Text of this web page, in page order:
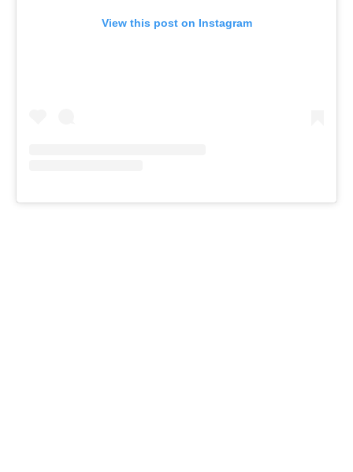
View this post on Instagram